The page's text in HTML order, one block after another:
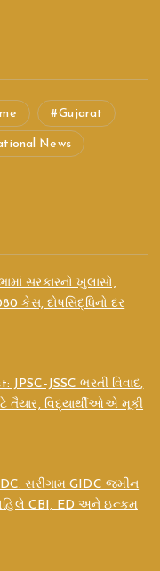
Gujarat
News
સરકારનો ખુલાસો,
કેસ, દોષસિદ્ધિનો દર
JPSC-JSSC ભરતી વિવાદ,
તૈયાર, વિદ્યાર્થીઓએ મૂકી
સરીગામ GIDC જમીન
CBI, ED અને ઇન્કમ